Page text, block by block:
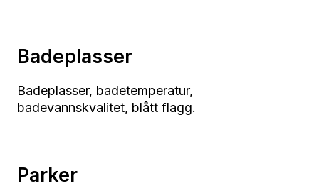
Badeplasser
Badeplasser, badetemperatur,
badevannskvalitet, blått flagg.
Parker